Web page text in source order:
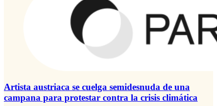
Artista austriaca se cuelga semidesnuda de una
campana para protestar contra la crisis climática